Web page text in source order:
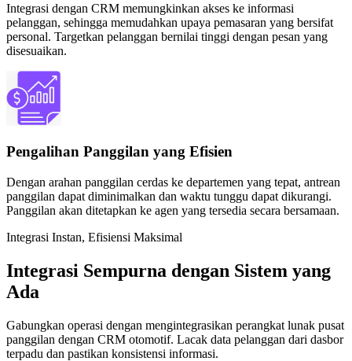
Integrasi dengan CRM memungkinkan akses ke informasi
pelanggan, sehingga memudahkan upaya pemasaran yang bersifat
personal. Targetkan pelanggan bernilai tinggi dengan pesan yang
disesuaikan.
Pengalihan Panggilan yang Efisien
Dengan arahan panggilan cerdas ke departemen yang tepat, antrean
panggilan dapat diminimalkan dan waktu tunggu dapat dikurangi.
Panggilan akan ditetapkan ke agen yang tersedia secara bersamaan.
Integrasi Instan, Efisiensi Maksimal
Integrasi Sempurna dengan Sistem yang
Ada
Gabungkan operasi dengan mengintegrasikan perangkat lunak pusat
panggilan dengan CRM otomotif. Lacak data pelanggan dari dasbor
terpadu dan pastikan konsistensi informasi.